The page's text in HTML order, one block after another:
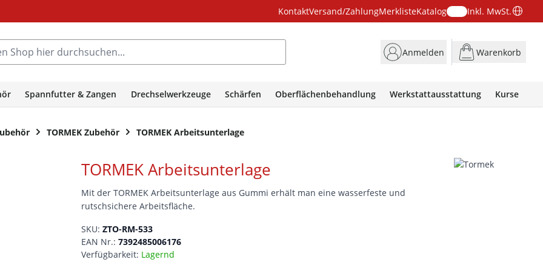
KontaktVersand/ZahlungMerklisteKatalog Inkl. MwSt.
hier durchsuchen...
Anmelden Warenkorb
Spannfutter & Zangen Drechselwerkzeuge Schärfen Oberflächenbehandlung Werkstattausstattung Kurse
TORMEK Zubehör TORMEK Arbeitsunterlage
TORMEK Arbeitsunterlage
Mit der TORMEK Arbeitsunterlage aus Gummi erhält man eine wasserfeste und
rutschsichere Arbeits­fläche.
SKU: ZTO-RM-533
EAN Nr.: 7392485006176
Verfügbarkeit: Lagernd